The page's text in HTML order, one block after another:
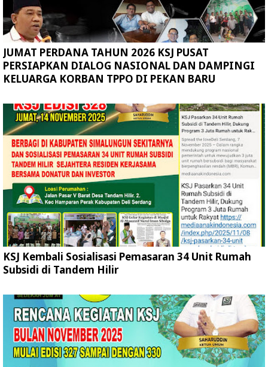
JUMAT PERDANA TAHUN 2026 KSJ PUSAT
PERSIAPKAN DIALOG NASIONAL DAN DAMPINGI
KELUARGA KORBAN TPPO DI PEKAN BARU
KSJ Kembali Sosialisasi Pemasaran 34 Unit Rumah
Subsidi di Tandem Hilir